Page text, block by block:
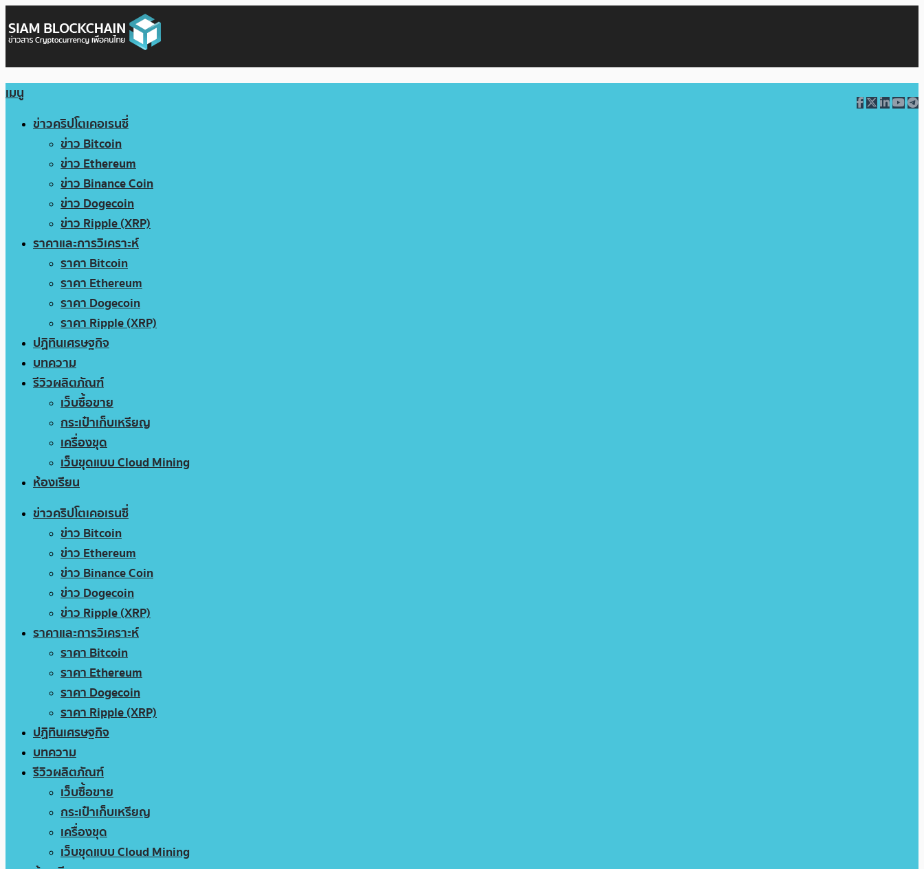
เมนู
ข่าวคริปโตเคอเรนซี่
ข่าว Bitcoin
ข่าว Ethereum
ข่าว Binance Coin
ข่าว Dogecoin
ข่าว Ripple (XRP)
ราคาและการวิเคราะห์
ราคา Bitcoin
ราคา Ethereum
ราคา Dogecoin
ราคา Ripple (XRP)
ปฏิทินเศรษฐกิจ
บทความ
รีวิวผลิตภัณฑ์
เว็บซื้อขาย
กระเป๋าเก็บเหรียญ
เครื่องขุด
เว็บขุดแบบ Cloud Mining
ห้องเรียน
ข่าวคริปโตเคอเรนซี่
ข่าว Bitcoin
ข่าว Ethereum
ข่าว Binance Coin
ข่าว Dogecoin
ข่าว Ripple (XRP)
ราคาและการวิเคราะห์
ราคา Bitcoin
ราคา Ethereum
ราคา Dogecoin
ราคา Ripple (XRP)
ปฏิทินเศรษฐกิจ
บทความ
รีวิวผลิตภัณฑ์
เว็บซื้อขาย
กระเป๋าเก็บเหรียญ
เครื่องขุด
เว็บขุดแบบ Cloud Mining